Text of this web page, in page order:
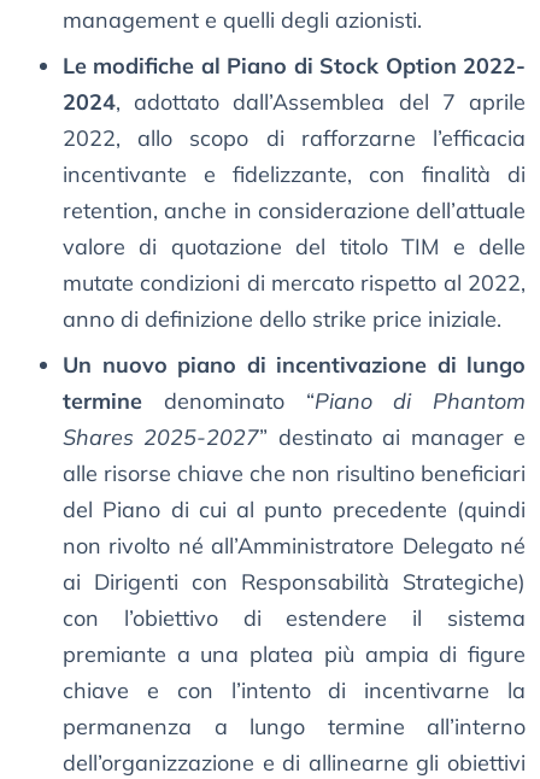
management e quelli degli azionisti.
Le modifiche al Piano di Stock Option 2022-
2024, adottato dall’Assemblea del 7 aprile
2022, allo scopo di rafforzarne l’efficacia
incentivante e fidelizzante, con finalità di
retention, anche in considerazione dell’attuale
valore di quotazione del titolo TIM e delle
mutate condizioni di mercato rispetto al 2022,
anno di definizione dello strike price iniziale.
Un nuovo piano di incentivazione di lungo
termine denominato “Piano di Phantom
Shares 2025-2027” destinato ai manager e
alle risorse chiave che non risultino beneficiari
del Piano di cui al punto precedente (quindi
non rivolto né all’Amministratore Delegato né
ai Dirigenti con Responsabilità Strategiche)
con l’obiettivo di estendere il sistema
premiante a una platea più ampia di figure
chiave e con l’intento di incentivarne la
permanenza a lungo termine all’interno
dell’organizzazione e di allinearne gli obiettivi